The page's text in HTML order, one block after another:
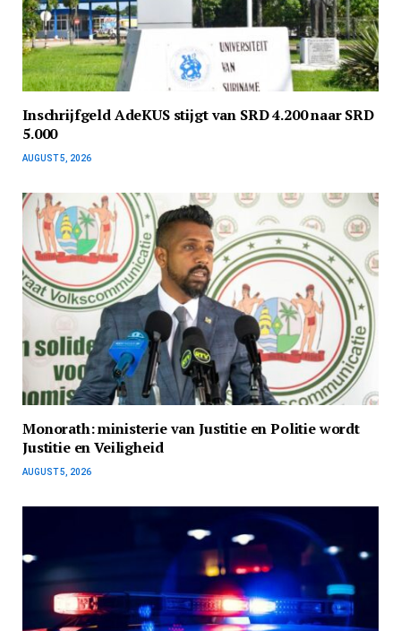
Inschrijfgeld AdeKUS stijgt van SRD 4.200 naar SRD
5.000
AUGUST 5, 2026
Monorath: ministerie van Justitie en Politie wordt
Justitie en Veiligheid
AUGUST 5, 2026